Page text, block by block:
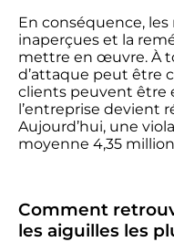
En conséquence,
inaperçues et la
mettre en œuvre. À
d’attaque peut être
clients peuvent être
l’entreprise devient
Aujourd’hui, une
moyenne 4,35
Comment
les aiguilles les